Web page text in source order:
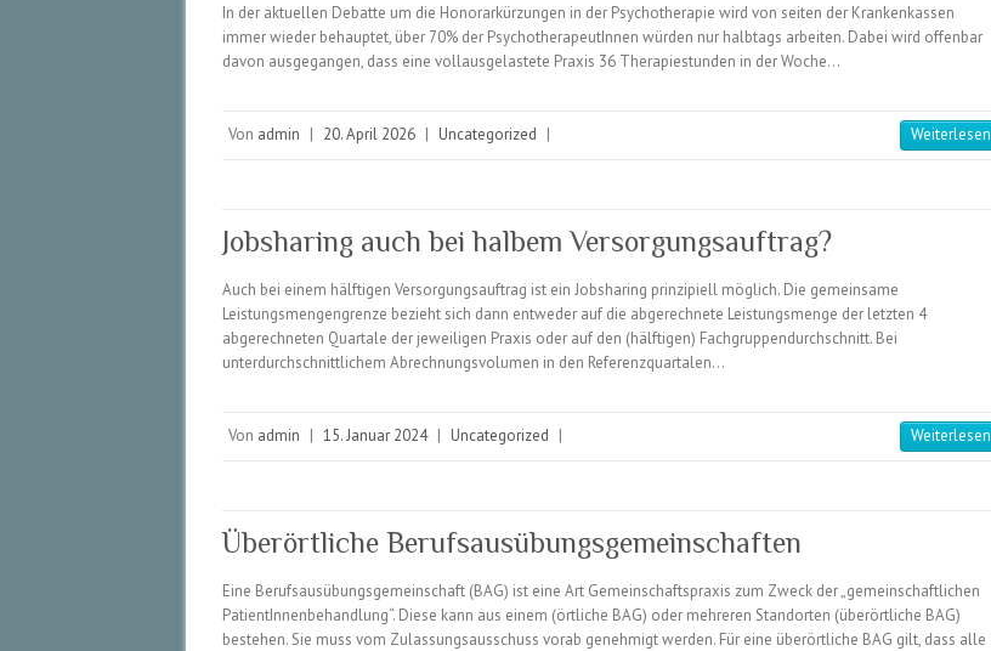
In der aktuellen Debatte um die Honorarkürzungen in der Psychotherapie wird von seiten der Krankenkassen
immer wieder behauptet, über 70% der PsychotherapeutInnen würden nur halbtags arbeiten. Dabei wird offenbar
davon ausgegangen, dass eine vollausgelastete Praxis 36 Therapiestunden in der Woche…
Von admin | 20. April 2026 | Uncategorized | Weiterlesen
Jobsharing auch bei halbem Versorgungsauftrag?
Auch bei einem hälftigen Versorgungsauftrag ist ein Jobsharing prinzipiell möglich. Die gemeinsame
Leistungsmengengrenze bezieht sich dann entweder auf die abgerechnete Leistungsmenge der letzten 4
abgerechneten Quartale der jeweiligen Praxis oder auf den (hälftigen) Fachgruppendurchschnitt. Bei
unterdurchschnittlichem Abrechnungsvolumen in den Referenzquartalen…
Von admin | 15. Januar 2024 | Uncategorized | Weiterlesen
Überörtliche Berufsausübungsgemeinschaften
Eine Berufsausübungsgemeinschaft (BAG) ist eine Art Gemeinschaftspraxis zum Zweck der „gemeinschaftlichen
PatientInnenbehandlung“. Diese kann aus einem (örtliche BAG) oder mehreren Standorten (überörtliche BAG)
bestehen. Sie muss vom Zulassungsausschuss vorab genehmigt werden. Für eine überörtliche BAG gilt, dass alle